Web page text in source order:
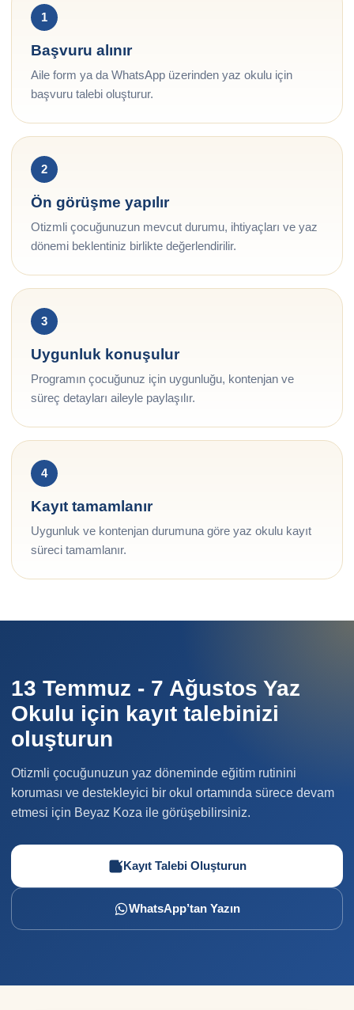
1
Başvuru alınır
Aile form ya da WhatsApp üzerinden yaz okulu için
başvuru talebi oluşturur.
2
Ön görüşme yapılır
Otizmli çocuğunuzun mevcut durumu, ihtiyaçları ve yaz
dönemi beklentiniz birlikte değerlendirilir.
3
Uygunluk konuşulur
Programın çocuğunuz için uygunluğu, kontenjan ve
süreç detayları aileyle paylaşılır.
4
Kayıt tamamlanır
Uygunluk ve kontenjan durumuna göre yaz okulu kayıt
süreci tamamlanır.
13 Temmuz - 7 Ağustos Yaz
Okulu için kayıt talebinizi
oluşturun
Otizmli çocuğunuzun yaz döneminde eğitim rutinini
koruması ve destekleyici bir okul ortamında sürece devam
etmesi için Beyaz Koza ile görüşebilirsiniz.
Kayıt Talebi Oluşturun
WhatsApp’tan Yazın